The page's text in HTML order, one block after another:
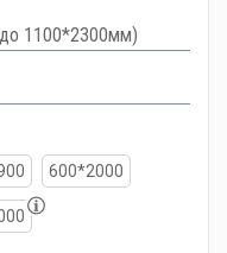
1100*2300мм)
600*2000